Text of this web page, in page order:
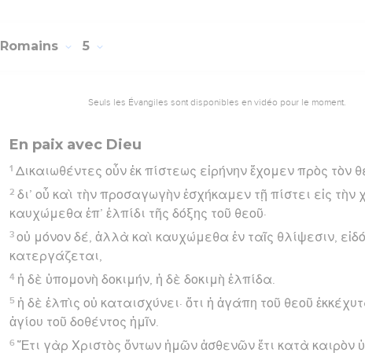
Romains 5
Seuls les Évangiles sont disponibles en vidéo pour le moment.
En paix avec Dieu
1 Δικαιωθέντες οὖν ἐκ πίστεως εἰρήνην ἔχομεν πρὸς τὸν
2 δι’ οὗ καὶ τὴν προσαγωγὴν ἐσχήκαμεν τῇ πίστει εἰς τὴν
καυχώμεθα ἐπ’ ἐλπίδι τῆς δόξης τοῦ θεοῦ·
3 οὐ μόνον δέ, ἀλλὰ καὶ καυχώμεθα ἐν ταῖς θλίψεσιν,
κατεργάζεται,
4 ἡ δὲ ὑπομονὴ δοκιμήν, ἡ δὲ δοκιμὴ ἐλπίδα.
5 ἡ δὲ ἐλπὶς οὐ καταισχύνει· ὅτι ἡ ἀγάπη τοῦ θεοῦ
ἁγίου τοῦ δοθέντος ἡμῖν.
6 Ἔτι γὰρ Χριστὸς ὄντων ἡμῶν ἀσθενῶν ἔτι κατὰ καιρὸν